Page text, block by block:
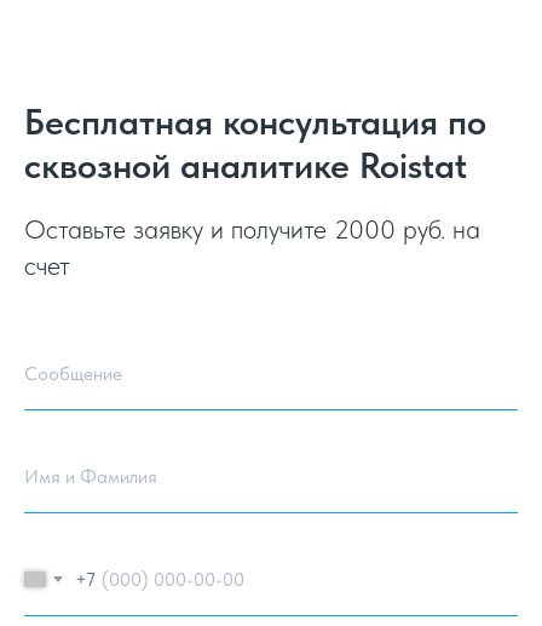
Бесплатная консультация по
сквозной аналитике Roistat
Оставьте заявку и получите 2000 руб. на
счет
Сообщение
Имя и Фамилия
+7